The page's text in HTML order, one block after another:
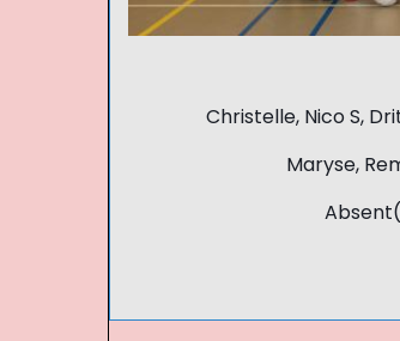
Christelle, Nico S,
Maryse,